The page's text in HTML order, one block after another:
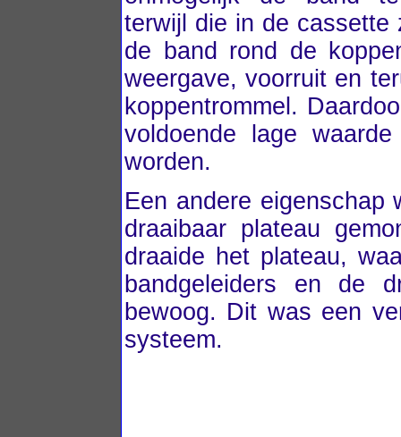
terwijl die in de cassette
de band rond de
weergave, voorruit en
koppentrommel.
voldoende lage
worden.
Een andere eigenschap
draaibaar plateau
draaide het plateau,
bandgeleiders en de
bewoog. Dit was een
systeem.